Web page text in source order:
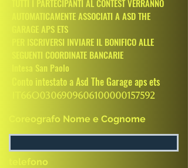
TUTTI I PARTECIPANTI AL CONTEST VERRANNO
AUTOMATICAMENTE ASSOCIATI A ASD THE
GARAGE APS ETS
PER ISCRIVERSI INVIARE IL BONIFICO ALLE
SEGUENTI COORDINATE BANCARIE
Intesa San Paolo
Conto intestato a Asd The Garage aps ets
IT66O0306909606100000157592
Coreografo Nome e Cognome
telefono